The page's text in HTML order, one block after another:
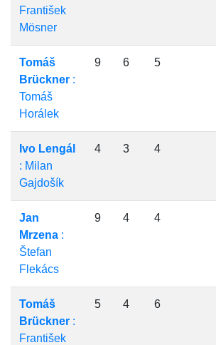
František
Mösner
Tomáš
Brückner :
Tomáš
Horálek
9 6 5
Ivo Lengál
: Milan
Gajdošík
4 3 4
Jan
Mrzena :
Štefan
Flekács
9 4 4
Tomáš
Brückner :
František
5 4 6